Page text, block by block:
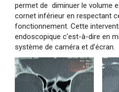
permet de diminuer le volume
cornet inférieur en respectant
fonctionnement. Cette
endoscopique c'est-à-dire en
système de caméra et d’écran.